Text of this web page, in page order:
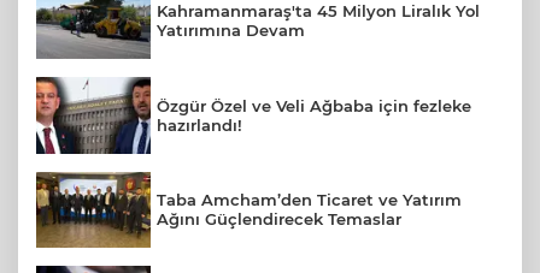
Kahramanmaraş'ta 45 Milyon Liralık Yol
Yatırımına Devam
Özgür Özel ve Veli Ağbaba için fezleke
hazırlandı!
Taba Amcham’den Ticaret ve Yatırım
Ağını Güçlendirecek Temaslar